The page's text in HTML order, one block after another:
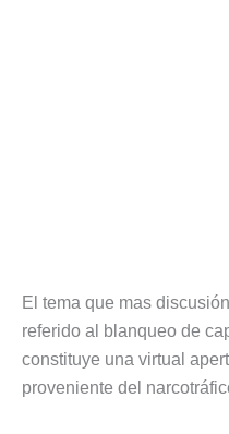
El tema que mas
referido al blanqueo de
constituye una virtual
proveniente del